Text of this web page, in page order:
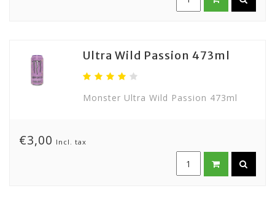
Ultra Wild Passion 473ml
Monster Ultra Wild Passion 473ml
€3,00 Incl. tax